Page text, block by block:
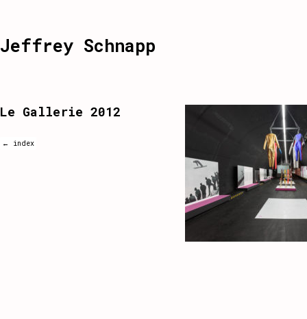
Jeffrey Schnapp
Le Gallerie 2012
← index